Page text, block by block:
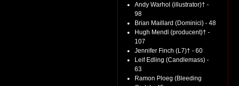
Andy Warhol (illustrator)† -
98
Brian Maillard (Dominici) - 48
Hugh Mendl (producent)† -
107
Jennifer Finch (L7)† - 60
Leif Edling (Candlemass) -
63
Ramon Ploeg (Bleeding